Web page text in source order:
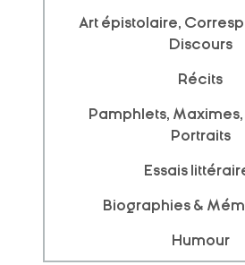
Art épistolaire,
Discours
Récits
Pamphlets,
Portraits
Essais
Biographies &
Humour